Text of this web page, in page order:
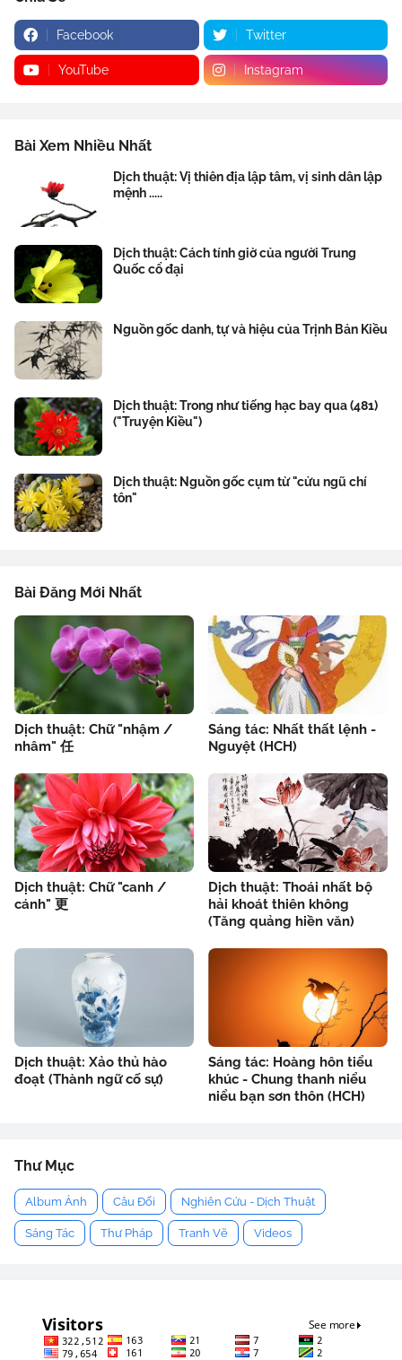
Facebook Twitter
YouTube Instagram
Bài Xem Nhiều Nhất
Dịch thuật: Vị thiên địa lập tâm, vị sinh dân lập
mệnh .....
Dịch thuật: Cách tính giờ của người Trung
Quốc cổ đại
Nguồn gốc danh, tự và hiệu của Trịnh Bản Kiều
Dịch thuật: Trong như tiếng hạc bay qua (481)
("Truyện Kiều")
Dịch thuật: Nguồn gốc cụm từ "cửu ngũ chí
tôn"
Bài Đăng Mới Nhất
Dịch thuật: Chữ "nhậm /
nhâm" 任
Sáng tác: Nhất thất lệnh -
Nguyệt (HCH)
Dịch thuật: Chữ "canh /
cánh" 更
Dịch thuật: Thoái nhất bộ
hải khoát thiên không
(Tăng quảng hiền văn)
Dịch thuật: Xảo thủ hào
đoạt (Thành ngữ cố sự)
Sáng tác: Hoàng hôn tiểu
khúc - Chung thanh niểu
niểu bạn sơn thôn (HCH)
Thư Mục
Album Ảnh Câu Đối Nghiên Cứu - Dịch Thuật
Sáng Tác Thư Pháp Tranh Vẽ Videos